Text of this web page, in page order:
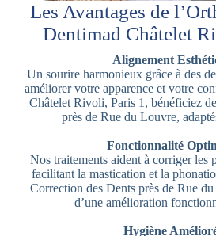
Les Avantages de
Dentimad Châtelet
Alignement
Un sourire harmonieux grâce à des
améliorer votre apparence et votre
Châtelet Rivoli, Paris 1, bénéficiez
près de Rue du Louvre,
Fonctionnalité
Nos traitements aident à corriger les
facilitant la mastication et la
Correction des Dents près de Rue
d’une amélioration
Hygiène